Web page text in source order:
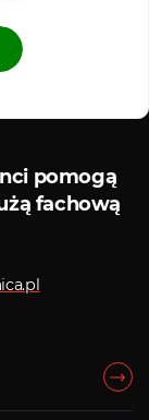
pomogą
fachową